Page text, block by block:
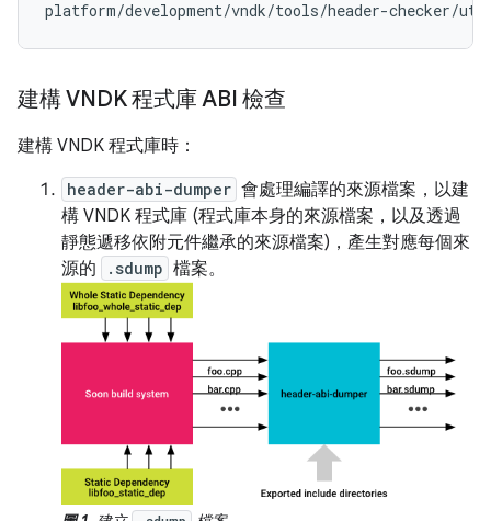
建構 VNDK 程式庫 ABI 檢查
建構 VNDK 程式庫時：
header-abi-dumper 會處理編譯的來源檔案，以建
構 VNDK 程式庫 (程式庫本身的來源檔案，以及透過
靜態遞移依附元件繼承的來源檔案)，產生對應每個來
源的
.sdump 檔案。